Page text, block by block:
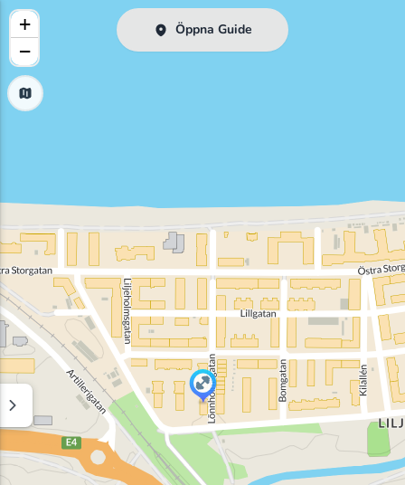
Öppna Guide
+
−